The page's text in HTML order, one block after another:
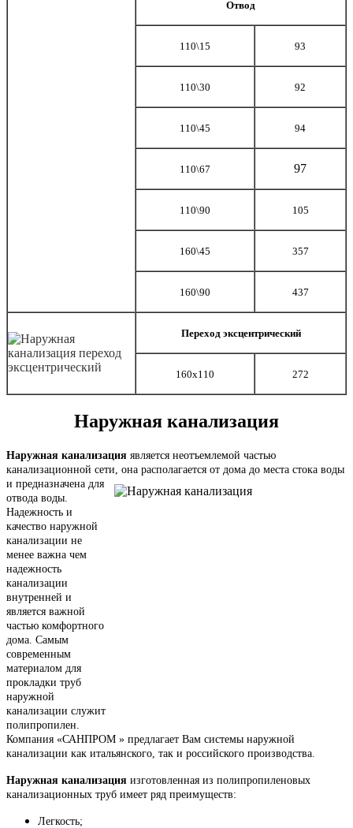
Отвод
110\15 93
110\30 92
110\45 94
110\67 97
110\90 105
160\45 357
160\90 437
Переход эксцентрический
160х110 272
Наружная канализация
Наружная канализация является неотъемлемой частью
канализационной сети, она располагается от дома до места стока воды
и предназначена для
отвода воды.
Надежность и
качество наружной
канализации не
менее важна чем
надежность
канализации
внутренней и
является важной
частью комфортного
дома. Самым
современным
материалом для
прокладки труб
наружной
канализации служит
полипропилен.
Компания «САНПРОМ » предлагает Вам системы наружной
канализации как итальянского, так и российского производства.
Наружная канализация изготовленная из полипропиленовых
канализационных труб имеет ряд преимуществ:
Легкость;